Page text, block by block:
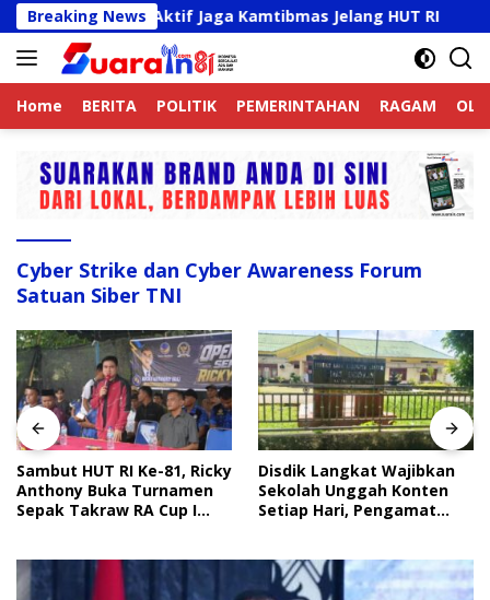
Langsung
ke
konten
Breaking News
Online Aktif Jaga Kamtibmas Jelang HUT RI
Home BERITA POLITIK PEMERINTAHAN RAGAM
Cyber Strike dan Cyber Awareness Forum
Satuan Siber TNI
Sambut HUT RI Ke-81, Ricky
Anthony Buka Turnamen
Sepak Takraw RA Cup I
Disdik Langkat Wajibkan
Sekolah Unggah Konten
Setiap Hari, Pengamat